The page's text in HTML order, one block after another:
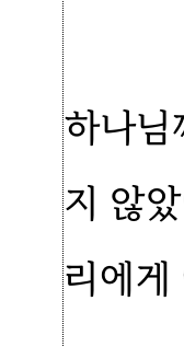
하나
지 않
리에게